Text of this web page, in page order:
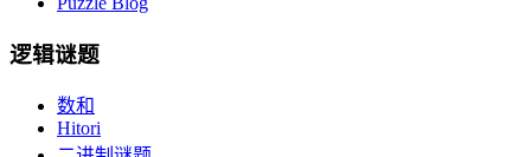
逻辑谜题
数和
Hitori